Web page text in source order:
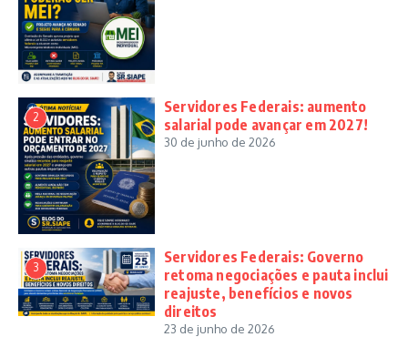
2
Servidores Federais: aumento
salarial pode avançar em 2027!
30 de junho de 2026
3
Servidores Federais: Governo
retoma negociações e pauta inclui
reajuste, benefícios e novos
direitos
23 de junho de 2026